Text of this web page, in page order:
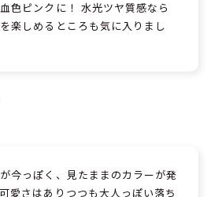
色ピンクに！ 水光ツヤ質感なら
楽しめるところも気に入りまし
今っぽく、見たままのカラーが発
愛さはありつつも大人っぽい落ち